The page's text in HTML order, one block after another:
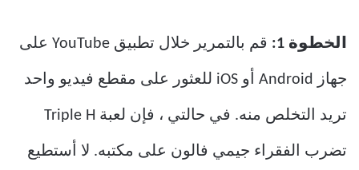
الخطوة 1: قم بالتمرير خلال تطبيق YouTube على
جهاز Android أو iOS للعثور على مقطع فيديو واحد
تريد التخلص منه. في حالتي ، فإن لعبة Triple H
تضرب الفقراء جيمي فالون على مكتبه. لا أستطيع